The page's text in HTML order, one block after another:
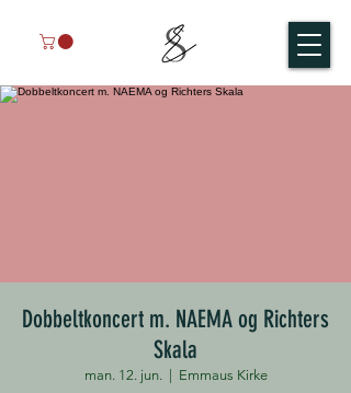
Dobbeltkoncert m. NAEMA og Richters
Skala
man. 12. jun. Emmaus Kirke